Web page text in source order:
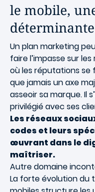
le mobile,
déterminante
Un plan marketing
faire l’impasse sur
où les réputations
que jamais un axe
asseoir sa marque. Il
privilégié avec ses
Les réseaux
codes et leurs
œuvrant dans le
maîtriser.
Autre domaine
La forte évolution du